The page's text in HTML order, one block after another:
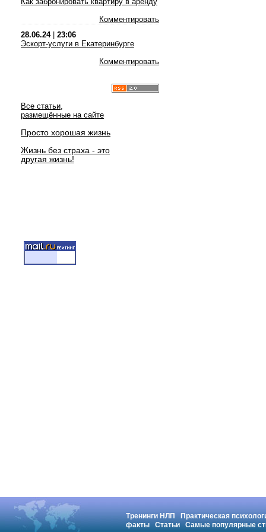
Комментировать
28.06.24| 23:06
Эскорт-услуги в Екатеринбурге
Комментировать
Все статьи,
размещённые на сайте
Просто хорошая жизнь
Жизнь без страха - это
другая жизнь!
Тренинги НЛП
Практическая
факты
Статьи Самые популярные